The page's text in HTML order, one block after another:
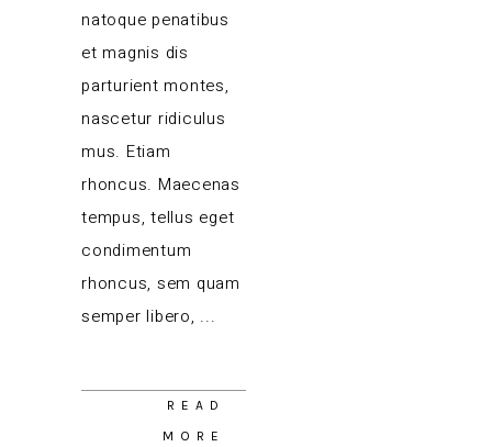
natoque penatibus
et magnis dis
parturient montes,
nascetur ridiculus
mus. Etiam
rhoncus. Maecenas
tempus, tellus eget
condimentum
rhoncus, sem quam
semper libero,
READ
MORE